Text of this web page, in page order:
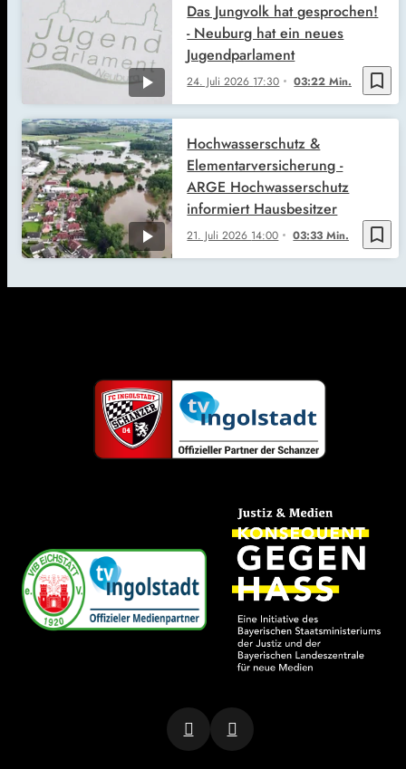
bookmark_border
24. Juli 2026 17:30 03:22 Min.
Das Jungvolk hat gesprochen!
- Neuburg hat ein neues
Jugendparlament
bookmark_border
21. Juli 2026 14:00 03:33 Min.
Hochwasserschutz &
Elementarversicherung -
ARGE Hochwasserschutz
informiert Hausbesitzer